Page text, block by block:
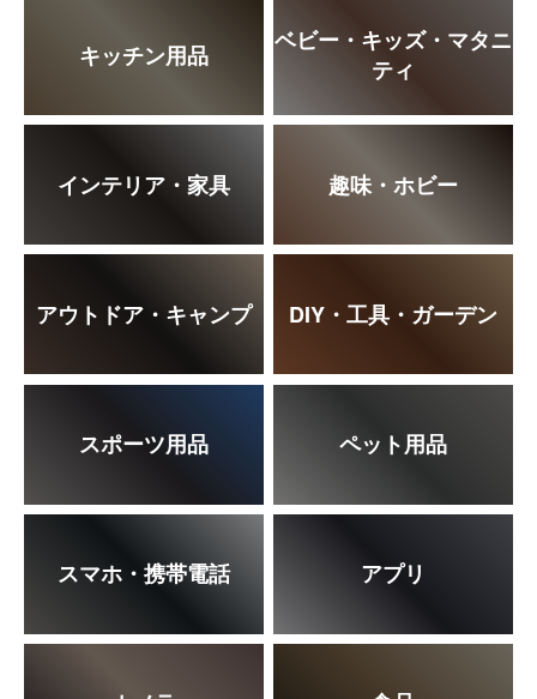
キッチン用品
ベビー・キッズ・マタニ
ティ
インテリア・家具 趣味・ホビー
アウトドア・キャンプ DIY・工具・ガーデン
スポーツ用品 ペット用品
スマホ・携帯電話 アプリ